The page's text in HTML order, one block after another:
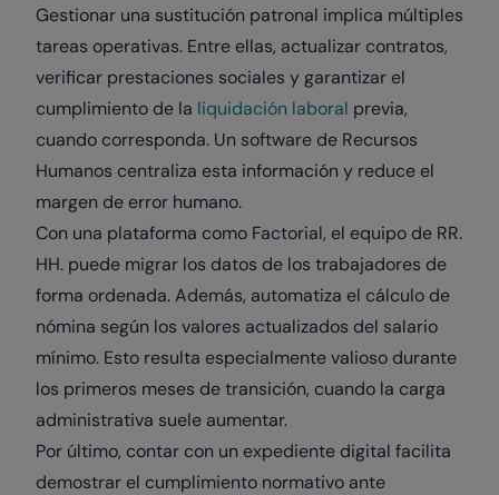
Gestionar una sustitución patronal implica múltiples
tareas operativas. Entre ellas, actualizar contratos,
verificar prestaciones sociales y garantizar el
cumplimiento de la liquidación laboral previa,
cuando corresponda. Un software de Recursos
Humanos centraliza esta información y reduce el
margen de error humano.
Con una plataforma como Factorial, el equipo de RR.
HH. puede migrar los datos de los trabajadores de
forma ordenada. Además, automatiza el cálculo de
nómina según los valores actualizados del salario
mínimo. Esto resulta especialmente valioso durante
los primeros meses de transición, cuando la carga
administrativa suele aumentar.
Por último, contar con un expediente digital facilita
demostrar el cumplimiento normativo ante